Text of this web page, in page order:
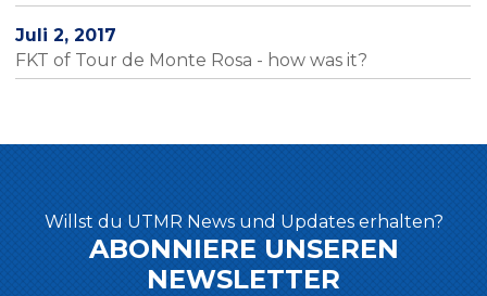
Juli 2, 2017
FKT of Tour de Monte Rosa - how was it?
Willst du UTMR News und Updates erhalten?
ABONNIERE UNSEREN
NEWSLETTER